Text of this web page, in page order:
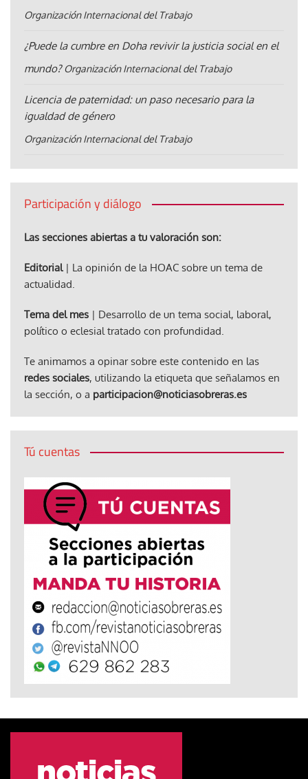
Organización Internacional del Trabajo
¿Puede la cumbre en Doha revivir la justicia social en el
mundo? Organización Internacional del Trabajo
Licencia de paternidad: un paso necesario para la
igualdad de género
Organización Internacional del Trabajo
Participación y diálogo
Las secciones abiertas a tu valoración son:
Editorial| La opinión de la HOAC sobre un tema de
actualidad.
Tema del mes | Desarrollo de un tema social, laboral,
político o eclesial tratado con profundidad.
Te animamos a opinar sobre este contenido en las
redes sociales, utilizando la etiqueta que señalamos en
la sección, o a participacion@noticiasobreras.es
Tú cuentas